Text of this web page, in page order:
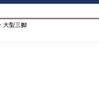
大型三脚